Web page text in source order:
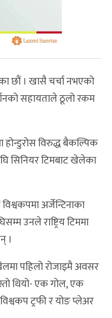
छौं । खासै चर्चा नभएको
सहायताले ठूलो रकम
होन्डुरोस विरुद्ध बैकल्पिक
सिनियर टिमबाट खेलेका
अर्जेन्टिनाका
उनले राष्ट्रिय टिममा
।
पहिलो रोजाइमै अवसर
थियो- एक गोल, एक
ट्रफी र योङ प्लेअर